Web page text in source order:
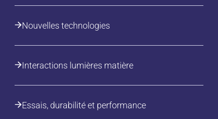
Nouvelles technologies
Interactions lumières matière
Essais, durabilité et performance